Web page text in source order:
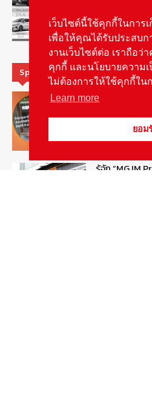
ข่าวรถยนต์
Special Picks
MG ลั่นกลองร
รู้จัก “MG IM
เว็บไซต์นี้ใช้คุกกี้ในการ
เพื่อให้คุณได้รับประสบ
งานเว็บไซต์ต่อ เราถือ
คุกกี้ และนโยบายความ
ไม่ต้องการให้ใช้คุกกี้ใน
Learn more
ยอม